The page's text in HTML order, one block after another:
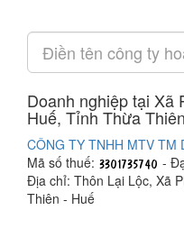
Doanh nghiệp tại Xã
Huế, Tỉnh Thừa
CÔNG TY TNHH MTV TM
Mã số thuế:
-
Địa chỉ: Thôn Lại Lộc, Xã
Thiên - Huế